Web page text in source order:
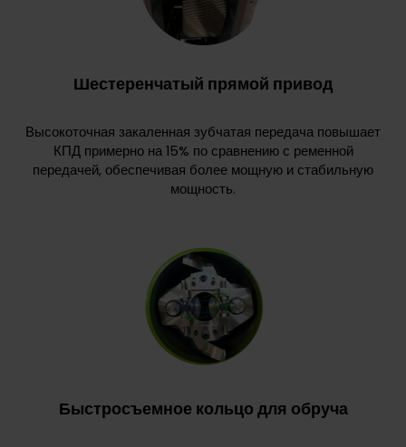
Шестеренчатый прямой привод
Высокоточная закаленная зубчатая передача повышает
КПД примерно на 15% по сравнению с ременной
передачей, обеспечивая более мощную и стабильную
мощность.
Быстросъемное кольцо для обруча